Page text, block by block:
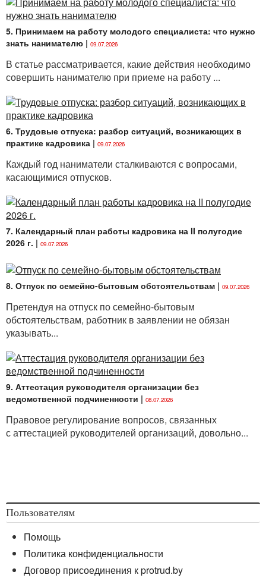
5. Принимаем на работу молодого специалиста: что нужно
знать нанимателю | 09.07.2026
В статье рассматривается, какие действия необходимо
совершить нанимателю при приеме на работу ...
6. Трудовые отпуска: разбор ситуаций, возникающих в
практике кадровика | 09.07.2026
Каждый год наниматели сталкиваются с вопросами,
касающимися отпусков.
7. Календарный план работы кадровика на II полугодие
2026 г. | 09.07.2026
8. Отпуск по семейно-бытовым обстоятельствам | 09.07.2026
Претендуя на отпуск по семейно-бытовым
обстоятельствам, работник в заявлении не обязан
указывать...
9. Аттестация руководителя организации без
ведомственной подчиненности | 08.07.2026
Правовое регулирование вопросов, связанных
с аттестацией руководителей организаций, довольно...
Пользователям
Помощь
Политика конфиденциальности
Договор присоединения к protrud.by